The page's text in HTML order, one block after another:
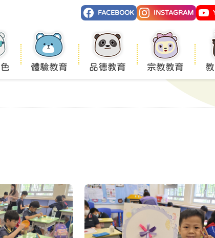
FACEBOOK INSTAGRAM
體驗教育 品德教育 宗教教育